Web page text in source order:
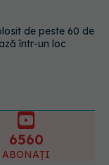
semnul ignorat
probleme
1401